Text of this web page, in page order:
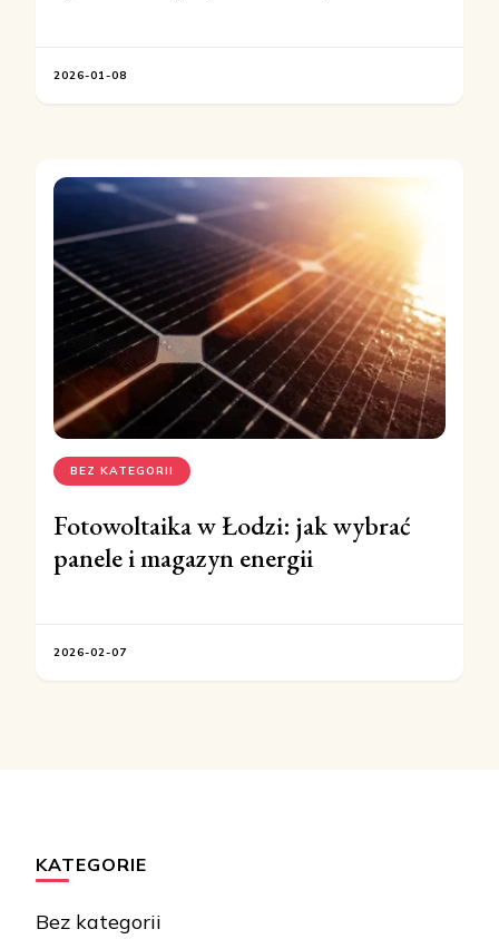
2026-01-08
BEZ KATEGORII
Fotowoltaika w Łodzi: jak wybrać
panele i magazyn energii
2026-02-07
KATEGORIE
Bez kategorii